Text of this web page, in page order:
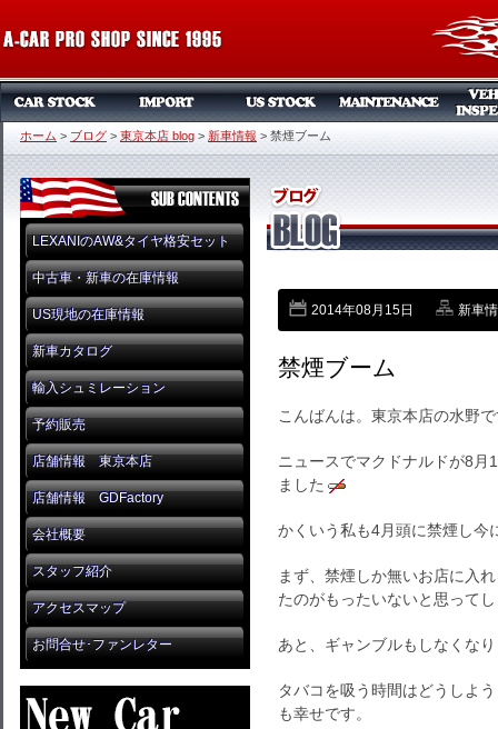
ホーム > ブログ > 東京本店 blog > 新車情報 > 禁煙ブーム
LEXANIのAW&タイヤ格安セット
中古車・新車の在庫情報
US現地の在庫情報
新車カタログ
輸入シュミレーション
予約販売
店舗情報 東京本店
店舗情報 GDFactory
会社概要
スタッフ紹介
アクセスマップ
お問合せ･ファンレター
2014年08月15日 新車
禁煙ブーム
こんばんは。東京本店の水野
ニュースでマクドナルドが8
ました
かくいう私も4月頭に禁煙し今
まず、禁煙しか無いお店に入
たのがもったいないと思って
あと、ギャンブルもしなくな
タバコを吸う時間はどうしよう
も幸せです。